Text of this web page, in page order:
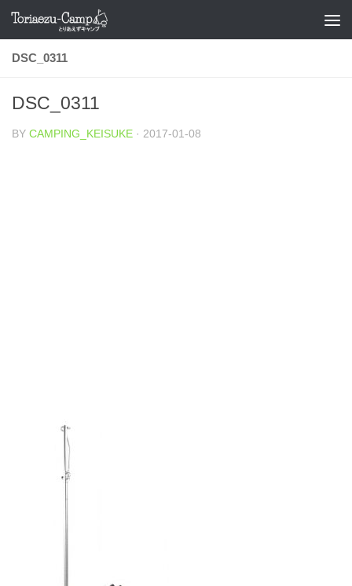
コンテンツへスキップ
DSC_0311
DSC_0311
BY CAMPING_KEISUKE · 2017-01-08